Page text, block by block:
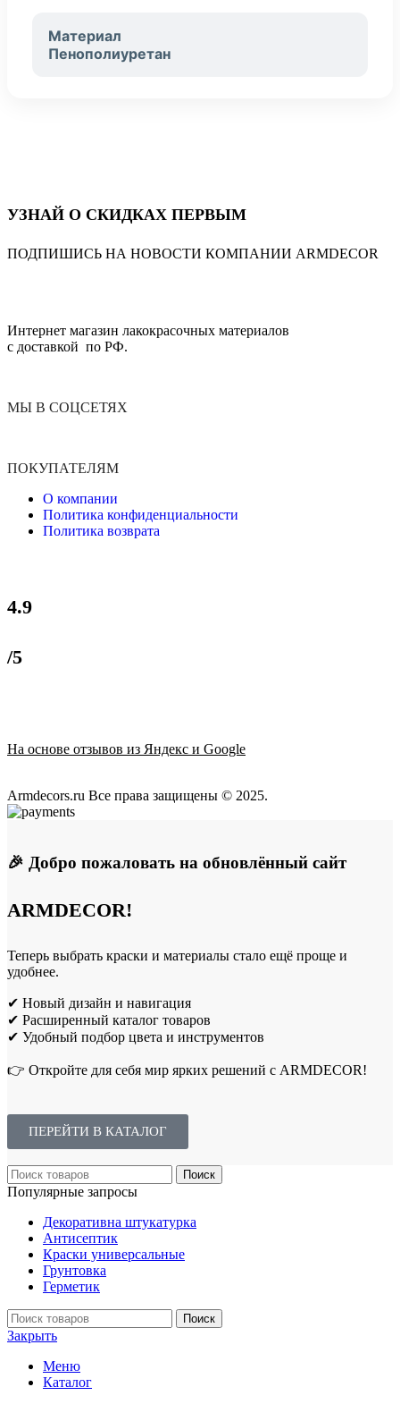
Материал
Пенополиуретан
УЗНАЙ О СКИДКАХ ПЕРВЫМ
ПОДПИШИСЬ НА НОВОСТИ КОМПАНИИ ARMDECOR
Интернет магазин лакокрасочных материалов
с доставкой по РФ.
МЫ В СОЦСЕТЯХ
ПОКУПАТЕЛЯМ
О компании
Политика конфиденциальности
Политика возврата
4.9
/5
На основе отзывов из Яндекс и Google
Armdecors.ru Все права защищены © 2025. ​
🎉 Добро пожаловать на обновлённый сайт
ARMDECOR!
Теперь выбрать краски и материалы стало ещё проще и
удобнее.
✔ Новый дизайн и навигация
✔ Расширенный каталог товаров
✔ Удобный подбор цвета и инструментов
👉 Откройте для себя мир ярких решений с ARMDECOR!
ПЕРЕЙТИ В КАТАЛОГ
Поиск
Популярные запросы
Декоративна штукатурка
Антисептик
Краски универсальные
Грунтовка
Герметик
Поиск
Закрыть
Меню
Каталог